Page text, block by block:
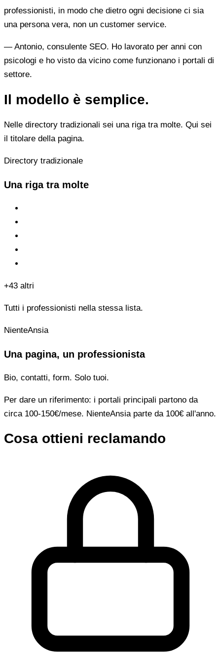
professionisti, in modo che dietro ogni decisione ci sia
una persona vera, non un customer service.
— Antonio, consulente SEO. Ho lavorato per anni con
psicologi e ho visto da vicino come funzionano i portali di
settore.
Il modello è semplice.
Nelle directory tradizionali sei una riga tra molte. Qui sei
il titolare della pagina.
Directory tradizionale
Una riga tra molte
+43 altri
Tutti i professionisti nella stessa lista.
NienteAnsia
Una pagina, un professionista
Bio, contatti, form. Solo tuoi.
Per dare un riferimento: i portali principali partono da
circa 100-150€/mese. NienteAnsia parte da 100€ all'anno.
Cosa ottieni reclamando